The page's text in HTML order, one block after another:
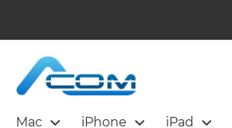
Mac iPhone iPad